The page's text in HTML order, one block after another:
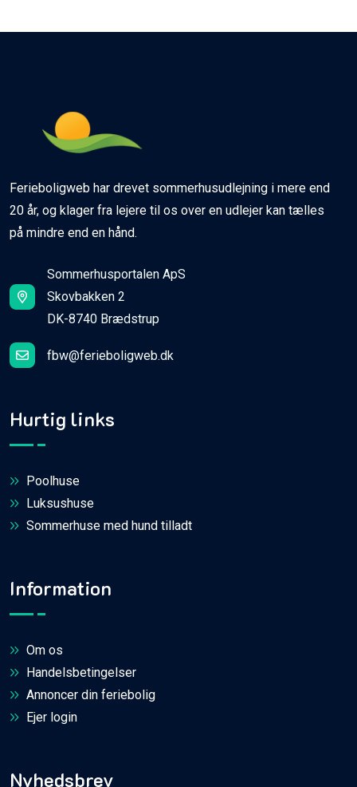
Ferieboligweb har drevet sommerhusudlejning i mere end
20 år, og klager fra lejere til os over en udlejer kan tælles
på mindre end en hånd.
Sommerhusportalen ApS
Skovbakken 2
DK-8740 Brædstrup
fbw@ferieboligweb.dk
Hurtig links
Poolhuse
Luksushuse
Sommerhuse med hund tilladt
Information
Om os
Handelsbetingelser
Annoncer din feriebolig
Ejer login
Nyhedsbrev